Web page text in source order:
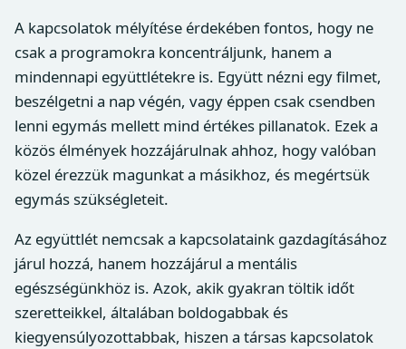
A kapcsolatok mélyítése érdekében fontos, hogy ne
csak a programokra koncentráljunk, hanem a
mindennapi együttlétekre is. Együtt nézni egy filmet,
beszélgetni a nap végén, vagy éppen csak csendben
lenni egymás mellett mind értékes pillanatok. Ezek a
közös élmények hozzájárulnak ahhoz, hogy valóban
közel érezzük magunkat a másikhoz, és megértsük
egymás szükségleteit.
Az együttlét nemcsak a kapcsolataink gazdagításához
járul hozzá, hanem hozzájárul a mentális
egészségünkhöz is. Azok, akik gyakran töltik időt
szeretteikkel, általában boldogabbak és
kiegyensúlyozottabbak, hiszen a társas kapcsolatok